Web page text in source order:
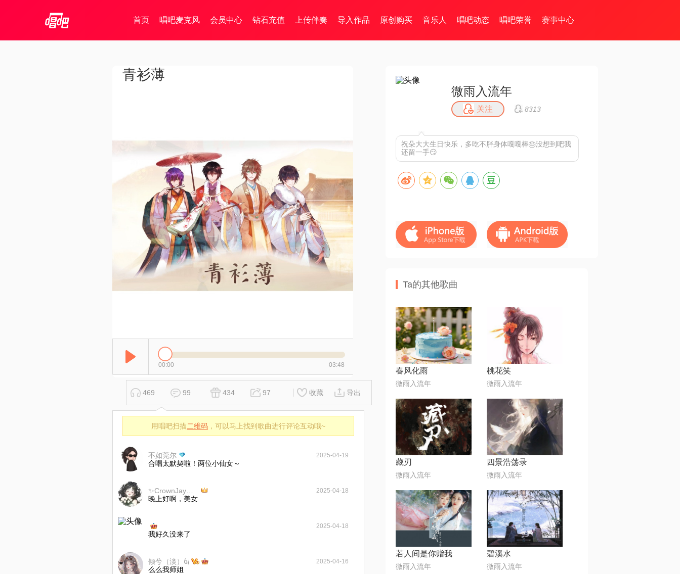
首页 唱吧麦克风 会员中心 钻石充值 上传伴奏 导入作品 原创购买 音乐人 唱吧动态 唱吧荣誉 赛事中心
青衫薄
00:00 03:48
469 99 434 97 收藏 导出
用唱吧扫描二维码 ，可以马上找到歌曲进行评论互动哦~
不如莞尔 2025-04-19
合唱太默契啦！两位小仙女～
2025-04-18
晚上好啊，美女
2025-04-18
我好久没来了
倾兮（淡）꧔ꦿ 2025-04-16
么么我师姐
微雨入流年
关注 8313
祝朵大大生日快乐，多吃不胖身体嘎嘎棒🎂没想到吧我
还留一手😏
Ta的其他歌曲
春风化雨
微雨入流年
桃花笑
微雨入流年
藏刃
微雨入流年
四景浩荡录
微雨入流年
若人间是你赠我
微雨入流年
碧溪水
微雨入流年